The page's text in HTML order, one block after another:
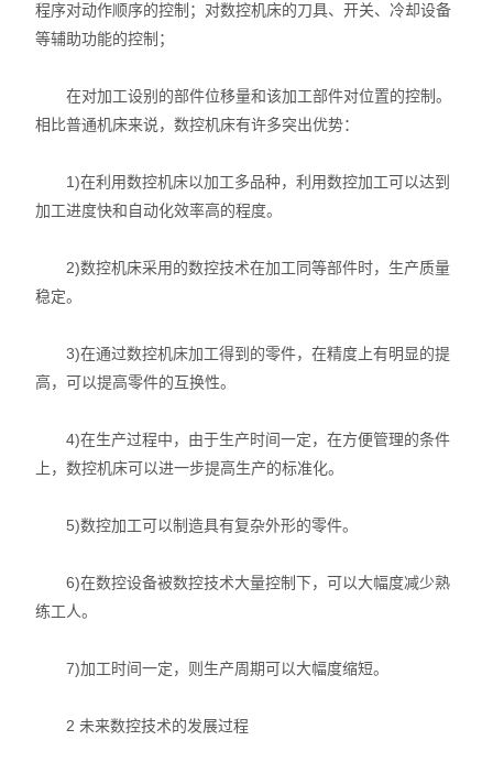
程序对动作顺序的控制；对数控机床的刀具、开关、冷却设备
等辅助功能的控制；
在对加工设别的部件位移量和该加工部件对位置的控制。
相比普通机床来说，数控机床有许多突出优势：
1)在利用数控机床以加工多品种，利用数控加工可以达到
加工进度快和自动化效率高的程度。
2)数控机床采用的数控技术在加工同等部件时，生产质量
稳定。
3)在通过数控机床加工得到的零件，在精度上有明显的提
高，可以提高零件的互换性。
4)在生产过程中，由于生产时间一定，在方便管理的条件
上，数控机床可以进一步提高生产的标准化。
5)数控加工可以制造具有复杂外形的零件。
6)在数控设备被数控技术大量控制下，可以大幅度减少熟
练工人。
7)加工时间一定，则生产周期可以大幅度缩短。
2 未来数控技术的发展过程